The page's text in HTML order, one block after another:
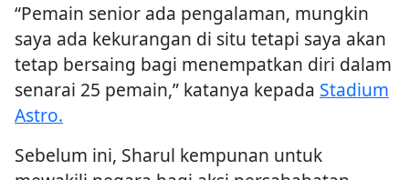
“Pemain senior ada pengalaman, mungkin
saya ada kekurangan di situ tetapi saya akan
tetap bersaing bagi menempatkan diri dalam
senarai 25 pemain,” katanya kepada Stadium
Astro.
Sebelum ini, Sharul kempunan untuk